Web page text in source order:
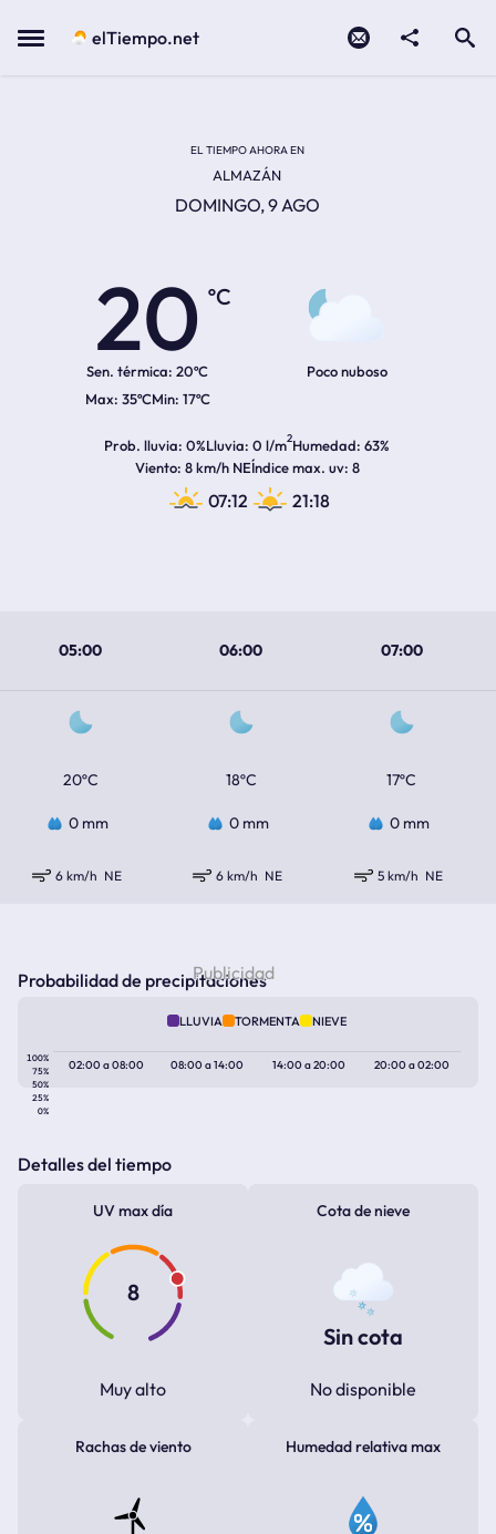
Menu elTiempo.net
EL TIEMPO AHORA EN
ALMAZÁN
DOMINGO, 9 AGO
20
ºC
Sen. térmica: 20ºC
35ºC 17ºC
Poco nuboso
Prob. lluvia 0%Lluvia 0 l/m2Humedad 63%
Viento 8 km/h NEÍndice max. uv 8
07:12 21:18
05:00 06:00 07:00
20ºC 18ºC 17ºC
0 mm 0 mm 0 mm
6 km/h NE 6 km/h NE 5 km/h NE
Probabilidad de precipitaciones
LLUVIA TORMENTA NIEVE
100%
75%
50%
25%
0%
02:00a08:00 08:00a14:00 14:00a20:00 20:00a02:00
Detalles del tiempo
UV max día
8
Muy alto
Cota de nieve
Sin cota
No disponible
Rachas de viento Humedad relativa max